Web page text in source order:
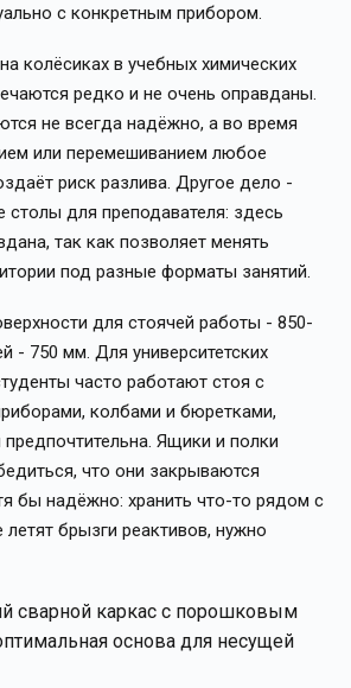
с конкретным прибором.
колёсиках в учебных химических
редко и не очень оправданы.
не всегда надёжно, а во время
или перемешиванием любое
риск разлива. Другое дело -
для преподавателя: здесь
так как позволяет менять
под разные форматы занятий.
для стоячей работы - 850-
- 750 мм. Для университетских
часто работают стоя с
колбами и бюретками,
Ящики и полки
что они закрываются
бы надёжно: хранить что-то рядом с
брызги реактивов, нужно
сварной каркас с порошковым
основа для несущей